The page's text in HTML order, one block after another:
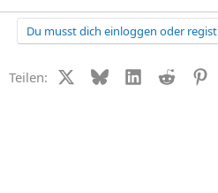
Du musst dich einloggen oder
Teilen: X (Twitter)
BlueskyLinkedIn
Reddit